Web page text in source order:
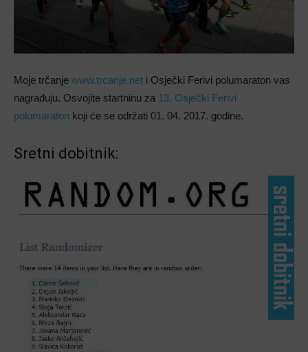
Moje trčanje www.trcanje.net i Osječki Ferivi polumaraton vas
nagrađuju. Osvojite startninu za 13. Osječki Ferivi
polumaraton koji će se održati 01. 04. 2017. godine.
Sretni dobitnik: